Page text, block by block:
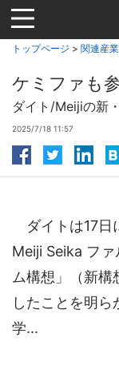
Jump
to
navigation
トップページ > 関連産業
ケミファも
ダイト/Meijiの新
2025/7/18 11:57
ダイトは17日
Meiji Seika フ
ム構想」（新
したことを明
学...